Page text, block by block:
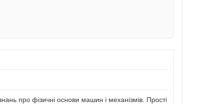
про фізичні основи машин і механізмів. Прості